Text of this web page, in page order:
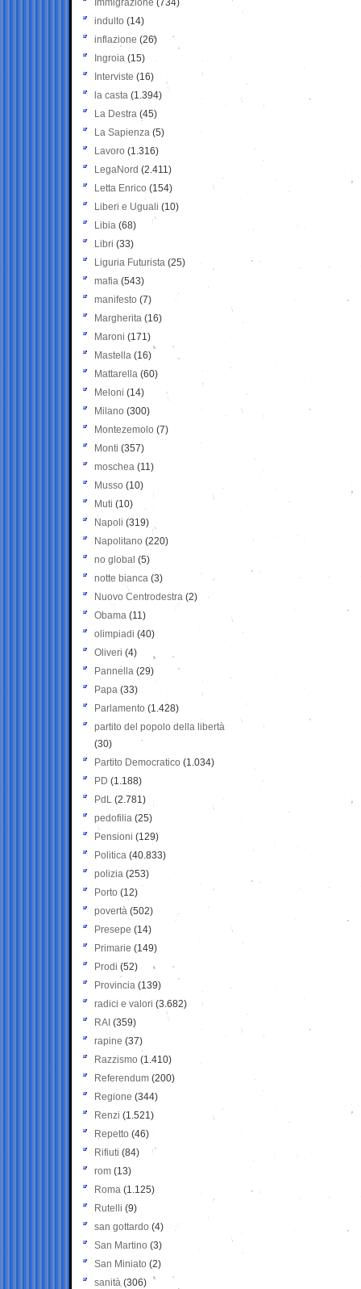
Immigrazione (734)
indulto (14)
inflazione (26)
Ingroia (15)
Interviste (16)
la casta (1.394)
La Destra (45)
La Sapienza (5)
Lavoro (1.316)
LegaNord (2.411)
Letta Enrico (154)
Liberi e Uguali (10)
Libia (68)
Libri (33)
Liguria Futurista (25)
mafia (543)
manifesto (7)
Margherita (16)
Maroni (171)
Mastella (16)
Mattarella (60)
Meloni (14)
Milano (300)
Montezemolo (7)
Monti (357)
moschea (11)
Musso (10)
Muti (10)
Napoli (319)
Napolitano (220)
no global (5)
notte bianca (3)
Nuovo Centrodestra (2)
Obama (11)
olimpiadi (40)
Oliveri (4)
Pannella (29)
Papa (33)
Parlamento (1.428)
partito del popolo della libertà
(30)
Partito Democratico (1.034)
PD (1.188)
PdL (2.781)
pedofilia (25)
Pensioni (129)
Politica (40.833)
polizia (253)
Porto (12)
povertà (502)
Presepe (14)
Primarie (149)
Prodi (52)
Provincia (139)
radici e valori (3.682)
RAI (359)
rapine (37)
Razzismo (1.410)
Referendum (200)
Regione (344)
Renzi (1.521)
Repetto (46)
Rifiuti (84)
rom (13)
Roma (1.125)
Rutelli (9)
san gottardo (4)
San Martino (3)
San Miniato (2)
sanità (306)